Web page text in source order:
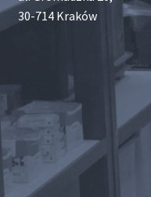
30-714 Kraków